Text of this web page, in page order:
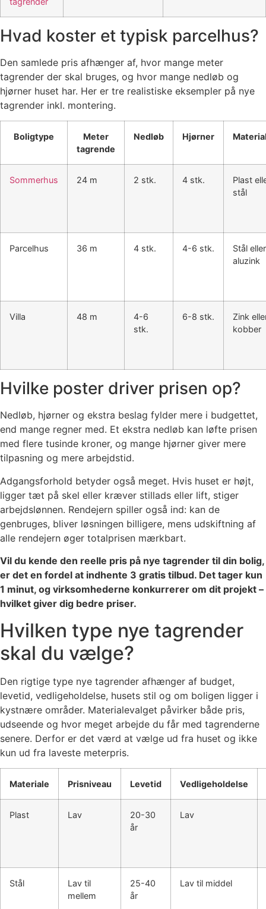
Hvad koster et typisk parcelhus?
Den samlede pris afhænger af, hvor mange meter
tagrender der skal bruges, og hvor mange nedløb og
hjørner huset har. Her er tre realistiske eksempler på nye
tagrender inkl. montering.
Boligtype
Meter
tagrende
Nedløb Hjørner
Sommerhus 24 m 2 stk. 4 stk.
Plast
stål
Parcelhus 36 m 4 stk. 4-6 stk.
Stål eller
aluzink
Villa 48 m
4-6
stk.
6-8 stk.
Zink
kobber
Hvilke poster driver prisen op?
Nedløb, hjørner og ekstra beslag fylder mere i budgettet,
end mange regner med. Et ekstra nedløb kan løfte prisen
med flere tusinde kroner, og mange hjørner giver mere
tilpasning og mere arbejdstid.
Adgangsforhold betyder også meget. Hvis huset er højt,
ligger tæt på skel eller kræver stillads eller lift, stiger
arbejdslønnen. Rendejern spiller også ind: kan de
genbruges, bliver løsningen billigere, mens udskiftning af
alle rendejern øger totalprisen mærkbart.
Vil du kende den reelle pris på nye tagrender til din bolig,
er det en fordel at indhente 3 gratis tilbud. Det tager kun
1 minut, og virksomhederne konkurrerer om dit projekt –
hvilket giver dig bedre priser.
Hvilken type nye tagrender
skal du vælge?
Den rigtige type nye tagrender afhænger af budget,
levetid, vedligeholdelse, husets stil og om boligen ligger i
kystnære områder. Materialevalget påvirker både pris,
udseende og hvor meget arbejde du får med tagrenderne
senere. Derfor er det værd at vælge ud fra huset og ikke
kun ud fra laveste meterpris.
Materiale Prisniveau Levetid Vedligeholdelse
Plast Lav
20-30
år
Lav
Stål
Lav til
mellem
25-40
år
Lav til middel